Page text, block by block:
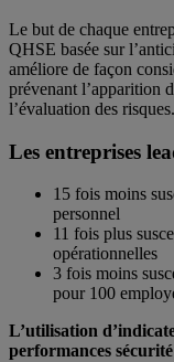
Le but de chaque
QHSE basée sur
améliore de façon
prévenant l’apparition
l’évaluation des risques.
Les entreprises
15 fois moins
personnel
11 fois plus
opérationnelles
3 fois moins
pour 100
L’utilisation
performances